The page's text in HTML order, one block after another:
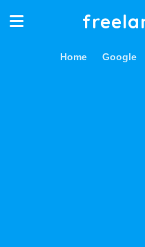
Home Google